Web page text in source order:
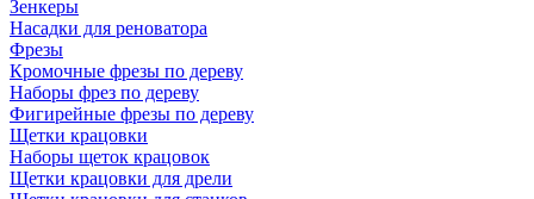
Зенкеры
Насадки для реноватора
Фрезы
Кромочные фрезы по дереву
Наборы фрез по дереву
Фигирейные фрезы по дереву
Щетки крацовки
Наборы щеток крацовок
Щетки крацовки для дрели